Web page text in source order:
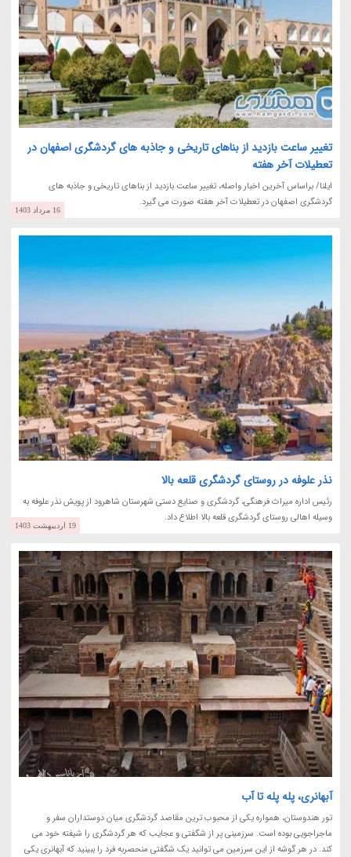
تغییر ساعت بازدید از بناهای تاریخی و جاذبه های گردشگری اصفهان در
تعطیلات آخر هفته
ایلنا/ براساس آخرین اخبار واصله، تغییر ساعت بازدید از بناهای تاریخی و جاذبه های
گردشگری اصفهان در تعطیلات آخر هفته صورت می گیرد.
16 مرداد 1403
نذر علوفه در روستای گردشگری قلعه بالا
رئیس اداره میراث فرهنگی، گردشگری و صنایع دستی شهرستان شاهرود از پویش نذر علوفه به
وسیله اهالی روستای گردشگری قلعه بالا اطلاع داد.
19 اردیبهشت 1403
آبهانری، پله پله تا آب
تور هندوستان، همواره یکی از محبوب ترین مقاصد گردشگری میان دوستداران سفر و
ماجراجویی بوده است. سرزمینی پر از شگفتی و عجایب که هر گردشگری را شیفته خود می
کند. در هر گوشه از این سرزمین می توانید یک شگفتی منحصربه فرد را ببینید که آبهانری یکی